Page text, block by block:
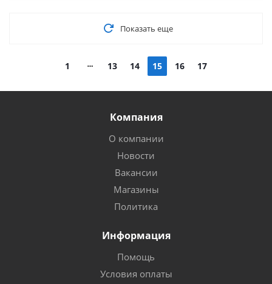
Показать еще
1 13 14 15 16 17
Компания
О компании
Новости
Вакансии
Магазины
Политика
Информация
Помощь
Условия оплаты